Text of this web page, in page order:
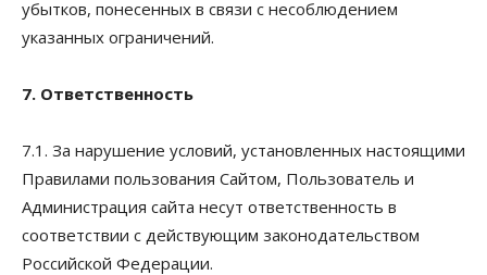
убытков, понесенных в связи с несоблюдением
указанных ограничений.
7. Ответственность
7.1. За нарушение условий, установленных настоящими
Правилами пользования Сайтом, Пользователь и
Администрация сайта несут ответственность в
соответствии с действующим законодательством
Российской Федерации.